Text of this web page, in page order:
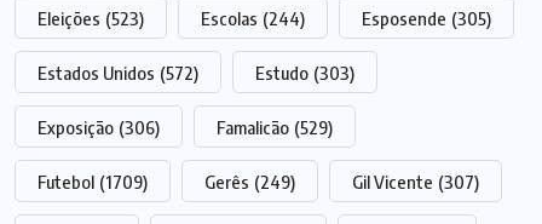
Eleições (523) Escolas (244) Esposende (305)
Estados Unidos (572) Estudo (303)
Exposição (306) Famalicão (529)
Futebol (1709) Gerês (249) Gil Vicente (307)